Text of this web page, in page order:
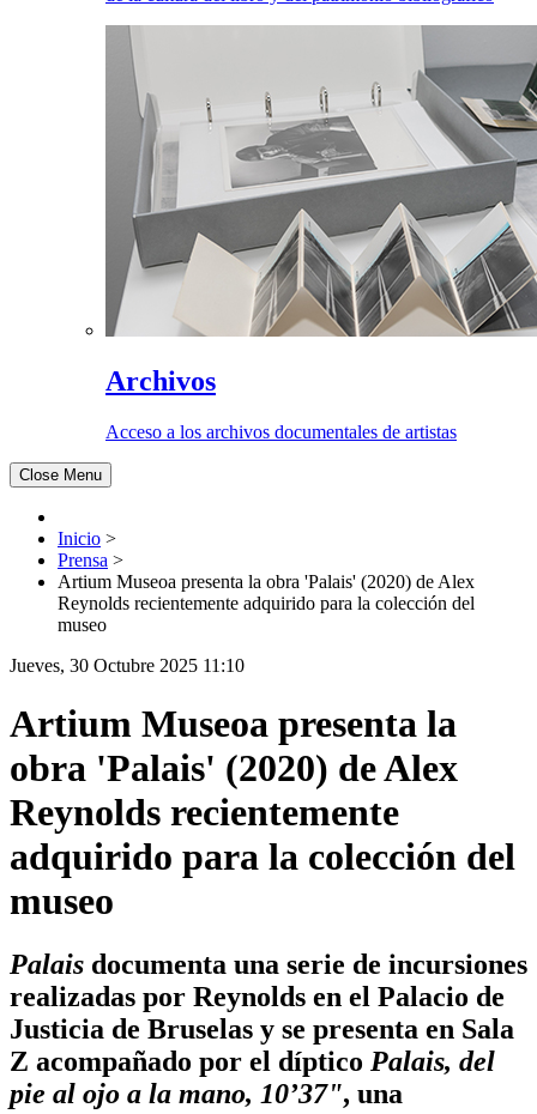
Archivos
Acceso a los archivos documentales de artistas
Close Menu
Inicio >
Prensa >
Artium Museoa presenta la obra 'Palais' (2020) de Alex
Reynolds recientemente adquirido para la colección del
museo
Jueves, 30 Octubre 2025 11:10
Artium Museoa presenta la
obra 'Palais' (2020) de Alex
Reynolds recientemente
adquirido para la colección del
museo
Palais documenta una serie de incursiones
realizadas por Reynolds en el Palacio de
Justicia de Bruselas y se presenta en Sala
Z acompañado por el díptico Palais, del
pie al ojo a la mano, 10’37", una